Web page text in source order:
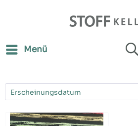
Menü